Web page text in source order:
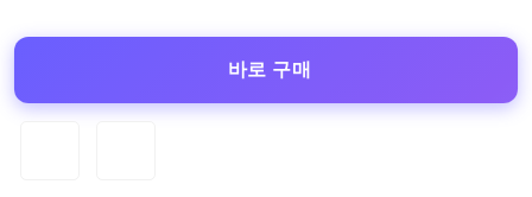
바로 구매